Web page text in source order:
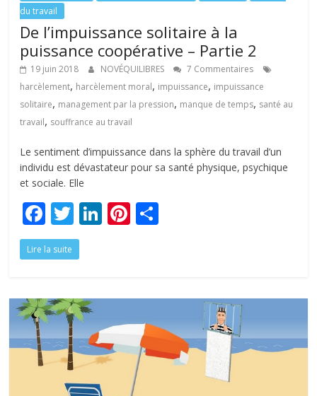
du travail
De l’impuissance solitaire à la
puissance coopérative – Partie 2
19 juin 2018 NOVÉQUILIBRES
7 Commentaires
harcèlement, harcèlement moral, impuissance, impuissance
solitaire, management par la pression, manque de temps, santé au
travail, souffrance au travail
Le sentiment d’impuissance dans la sphère du travail d’un
individu est dévastateur pour sa santé physique, psychique
et sociale. Elle
F
ac
e
o
o
k
T
w
itt
Li
dI
n
Pi
st er
Lire la suite